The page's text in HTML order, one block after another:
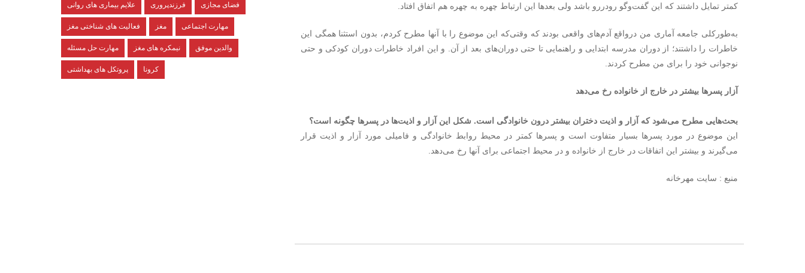
کمتر تمایل داشتند که این گفت‌وگو رودررو باشد ولی بعدها این ارتباط چهره به چهره هم اتفاق افتاد.
به‌طورکلی جامعه آماری من درواقع آدم‌های واقعی بودند که وقتی‌که این موضوع را با آنها مطرح کردم، بدون استثنا همگی این
خاطرات را داشتند؛ از دوران مدرسه ابتدایی و راهنمایی تا حتی دوران‌های بعد از آن. و این افراد خاطرات دوران کودکی و حتی
نوجوانی خود را برای من مطرح کردند.
آزار پسرها بیشتر در خارج از خانواده رخ می‌دهد
بحث‌هایی مطرح می‌شود که آزار و اذیت دختران بیشتر درون خانوادگی است. شکل این آزار و اذیت‌ها در پسرها چگونه است؟
این موضوع در مورد پسرها بسیار متفاوت است و پسرها کمتر در محیط روابط خانوادگی و فامیلی مورد آزار و اذیت قرار
می‌گیرند و بیشتر این اتفاقات در خارج از خانواده و در محیط اجتماعی برای آنها رخ می‌دهد.
منبع : سایت مهرخانه
علایم بیماری های روانی فرزندپروری فضای مجازی
فعالیت های شناختی مغز مغز مهارت اجتماعی
مهارت حل مسئله نیمکره های مغز والدین موفق
پروتکل های بهداشتی کرونا